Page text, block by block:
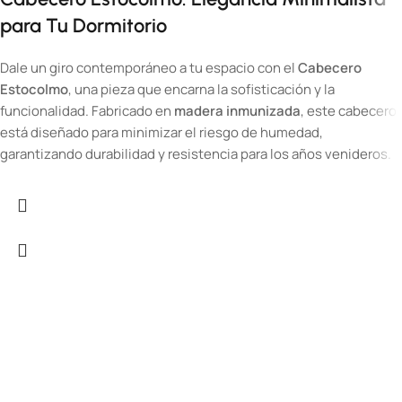
para Tu Dormitorio
Dale un giro contemporáneo a tu espacio con elCabecero
Estocolmo, una pieza que encarna la sofisticación y la
funcionalidad. Fabricado en madera inmunizada, este cabecero
está diseñado para minimizar el riesgo de humedad,
garantizando durabilidad y resistencia para los años venideros.